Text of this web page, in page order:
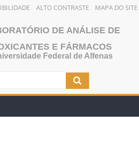
ALTO CONTRASTE MAPA DO SITE
DE ANÁLISE DE
E FÁRMACOS
Federal de Alfenas